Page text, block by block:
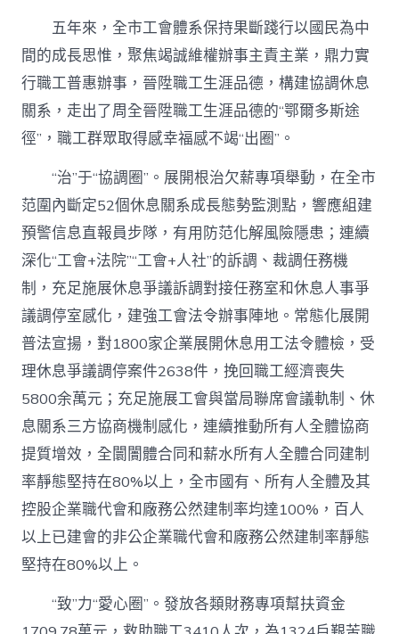
五年來，全市工會體系保持果斷踐行以國民為中
間的成長思惟，聚焦竭誠維權辦事主責主業，鼎力實
行職工普惠辦事，晉陞職工生涯品德，構建協調休息
關系，走出了周全晉陞職工生涯品德的“鄂爾多斯途
徑”，職工群眾取得感幸福感不竭“出圈”。
“治”于“協調圈”。展開根治欠薪專項舉動，在全市
范圍內斷定52個休息關系成長態勢監測點，響應組建
預警信息直報員步隊，有用防范化解風險隱患；連續
深化“工會+法院”“工會+人社”的訴調、裁調任務機
制，充足施展休息爭議訴調對接任務室和休息人事爭
議調停室感化，建強工會法令辦事陣地。常態化展開
普法宣揚，對1800家企業展開休息用工法令體檢，受
理休息爭議調停案件2638件，挽回職工經濟喪失
5800余萬元；充足施展工會與當局聯席會議軌制、休
息關系三方協商機制感化，連續推動所有人全體協商
提質增效，全闤闠體合同和薪水所有人全體合同建制
率靜態堅持在80%以上，全市國有、所有人全體及其
控股企業職代會和廠務公然建制率均達100%，百人
以上已建會的非公企業職代會和廠務公然建制率靜態
堅持在80%以上。
“致”力“愛心圈”。發放各類財務專項幫扶資金